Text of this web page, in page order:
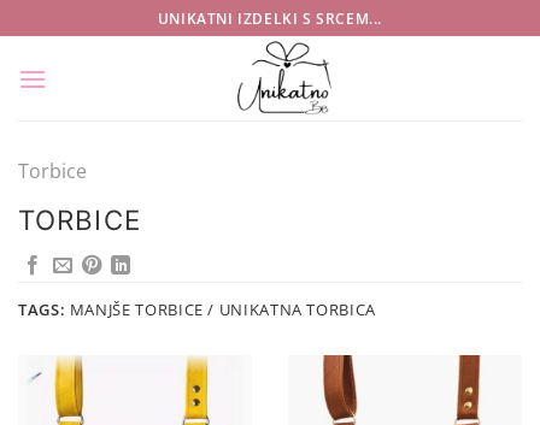
na
vsebino
UNIKATNI IZDELKI S SRCEM...
Torbice
TORBICE
TAGS: MANJŠE TORBICE / UNIKATNA TORBICA